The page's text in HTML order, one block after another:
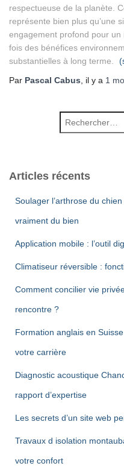
respectueuse de la planète.
représente bien plus qu’une
engagement profond pour
fois des bénéfices
substantielles à long terme.
Par Pascal Cabus , il y a 1
Articles récents
Soulager l’arthrose du
vraiment du bien
Application mobile : l’outil
Climatiseur réversible :
Comment concilier vie
rencontre ?
Formation anglais en
votre carrière
Diagnostic acoustique
rapport d’expertise
Les secrets d’un site web
Travaux d isolation
votre confort